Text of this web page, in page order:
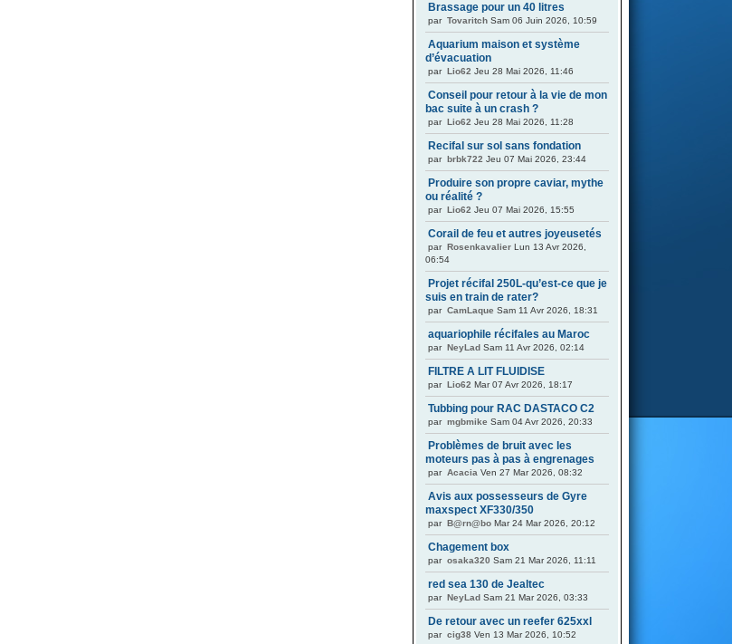
Brassage pour un 40 litres
par Tovaritch Sam 06 Juin 2026, 10:59
Aquarium maison et système
d’évacuation
par Lio62 Jeu 28 Mai 2026, 11:46
Conseil pour retour à la vie de mon
bac suite à un crash ?
par Lio62 Jeu 28 Mai 2026, 11:28
Recifal sur sol sans fondation
par brbk722 Jeu 07 Mai 2026, 23:44
Produire son propre caviar, mythe
ou réalité ?
par Lio62 Jeu 07 Mai 2026, 15:55
Corail de feu et autres joyeusetés
par Rosenkavalier Lun 13 Avr 2026,
06:54
Projet récifal 250L-qu’est-ce que je
suis en train de rater?
par CamLaque Sam 11 Avr 2026, 18:31
aquariophile récifales au Maroc
par NeyLad Sam 11 Avr 2026, 02:14
FILTRE A LIT FLUIDISE
par Lio62 Mar 07 Avr 2026, 18:17
Tubbing pour RAC DASTACO C2
par mgbmike Sam 04 Avr 2026, 20:33
Problèmes de bruit avec les
moteurs pas à pas à engrenages
par Acacia Ven 27 Mar 2026, 08:32
Avis aux possesseurs de Gyre
maxspect XF330/350
par B@rn@bo Mar 24 Mar 2026, 20:12
Chagement box
par osaka320 Sam 21 Mar 2026, 11:11
red sea 130 de Jealtec
par NeyLad Sam 21 Mar 2026, 03:33
De retour avec un reefer 625xxl
par cig38 Ven 13 Mar 2026, 10:52